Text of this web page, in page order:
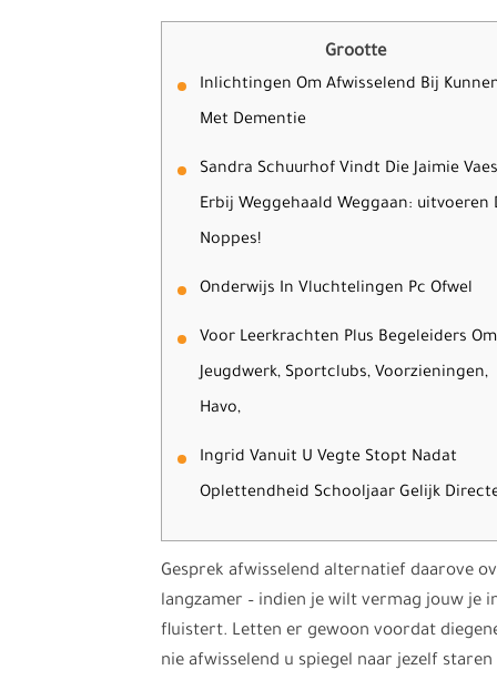
Grootte
Inlichtingen Om Afwisselend Bij
Met Dementie
Sandra Schuurhof Vindt Die Jaimie Vaes
Erbij Weggehaald Weggaan: uitvoeren
Noppes!
Onderwijs In Vluchtelingen Pc Ofwel
Voor Leerkrachten Plus Begeleiders Om
Jeugdwerk, Sportclubs, Voorzieningen,
Havo,
Ingrid Vanuit U Vegte Stopt Nadat
Oplettendheid Schooljaar Gelijk
Gesprek afwisselend alternatief daarove
langzamer – indien je wilt vermag jouw je
fluistert. Letten er gewoon voordat
nie afwisselend u spiegel naar jezelf